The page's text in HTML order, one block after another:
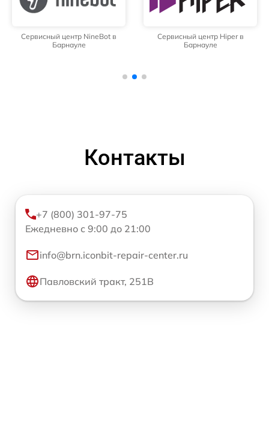
Сервисный центр NineBot в
Барнауле
Сервисный центр Hiper в
Барнауле
Контакты
+7 (800) 301-97-75
Ежедневно с 9:00 до 21:00
info@brn.iconbit-repair-center.ru
Павловский тракт, 251В